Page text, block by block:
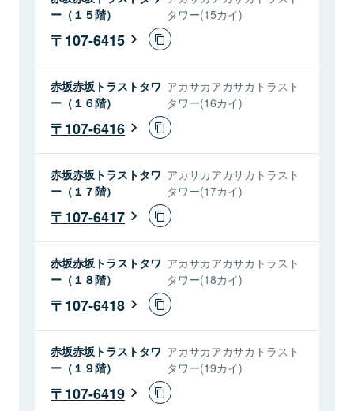
ー（１５階）
タワー(15カイ)
107-6415
赤坂赤坂トラストタワ
ー（１６階）
アカサカアカサカトラスト
タワー(16カイ)
107-6416
赤坂赤坂トラストタワ
ー（１７階）
アカサカアカサカトラスト
タワー(17カイ)
107-6417
赤坂赤坂トラストタワ
ー（１８階）
アカサカアカサカトラスト
タワー(18カイ)
107-6418
赤坂赤坂トラストタワ
ー（１９階）
アカサカアカサカトラスト
タワー(19カイ)
107-6419